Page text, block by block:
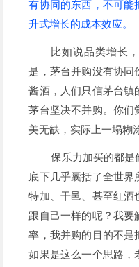
有协同的东西，不可能
升式增长的成本效应。
比如说品类增长
是，茅台并购没有协同
酱酒，人们只信茅台镇
茅台坚决不并购。你们
美无缺，实际上一塌糊
保乐力加买的都是
底下几乎囊括了全世
特加、干邑、甚至红酒
跟自己一样的呢？我要
率，我并购的目的不是
如果是这么一个思路，